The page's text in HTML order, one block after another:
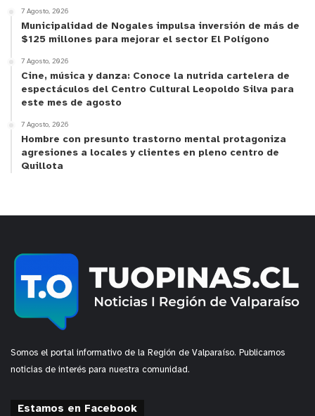
7 Agosto, 2026
Municipalidad de Nogales impulsa inversión de más de
$125 millones para mejorar el sector El Polígono
7 Agosto, 2026
Cine, música y danza: Conoce la nutrida cartelera de
espectáculos del Centro Cultural Leopoldo Silva para
este mes de agosto
7 Agosto, 2026
Hombre con presunto trastorno mental protagoniza
agresiones a locales y clientes en pleno centro de
Quillota
Somos el portal informativo de la Región de Valparaíso. Publicamos
noticias de interés para nuestra comunidad.
Estamos en Facebook